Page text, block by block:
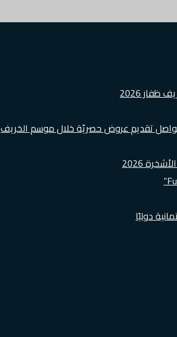
2026
تقديم عروض حصريّة خلال موسم الخريف
2026